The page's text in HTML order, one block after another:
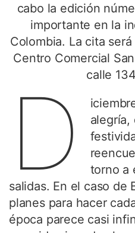
cabo la edición
importante en la
Colombia. La cita
Centro Comercial
calle
D
alegría,
torno a
salidas. En el caso de
planes para hacer
época parece casi